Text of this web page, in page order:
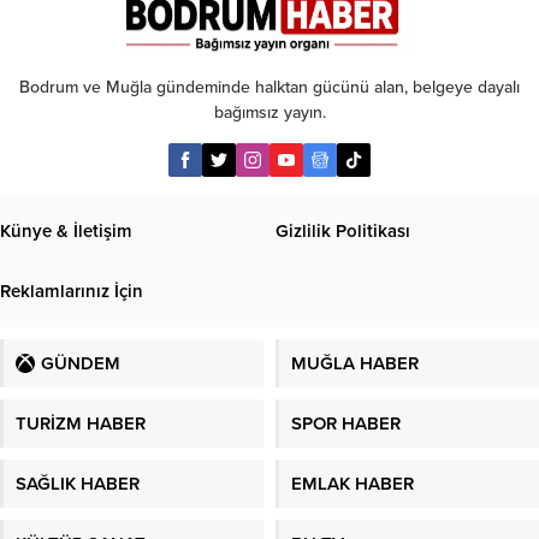
Bodrum ve Muğla gündeminde halktan gücünü alan, belgeye dayalı
bağımsız yayın.
Künye & İletişim Gizlilik Politikası
Reklamlarınız İçin
GÜNDEM MUĞLA HABER
TURİZM HABER SPOR HABER
SAĞLIK HABER EMLAK HABER